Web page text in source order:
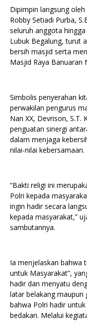
Dipimpin langsung
Robby Setiadi Purba,
seluruh anggota
Lubuk Begalung, turut
bersih masjid serta
Masjid Raya Banuaran
Simbolis penyerahan
perwakilan pengurus
Nan XX, Devrison,
penguatan sinergi
dalam menjaga
nilai-nilai kebersamaan.
“Bakti religi ini
Polri kepada
ingin hadir secara
kepada masyarakat,”
sambutannya.
Ia menjelaskan bahwa
untuk Masyarakat”,
hadir dan menyatu
latar belakang maupun
bahwa Polri hadir
bedakan. Melalui